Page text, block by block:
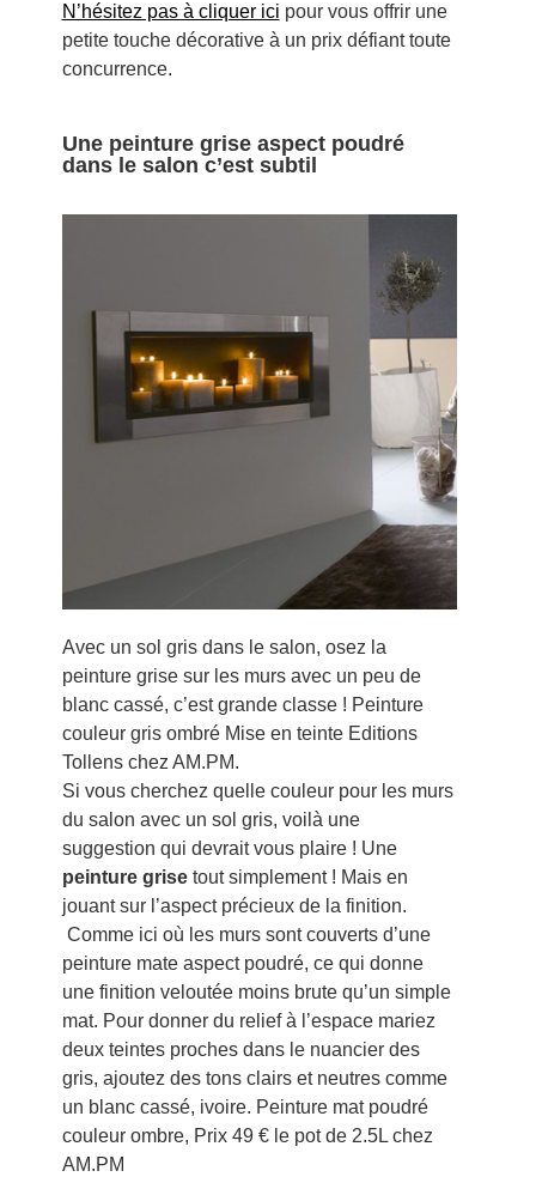
N’hésitez pas à cliquer ici pour vous offrir une
petite touche décorative à un prix défiant toute
concurrence.
Une peinture grise aspect poudré
dans le salon c’est subtil
Avec un sol gris dans le salon, osez la
peinture grise sur les murs avec un peu de
blanc cassé, c’est grande classe ! Peinture
couleur gris ombré Mise en teinte Editions
Tollens chez AM.PM.
Si vous cherchez quelle couleur pour les murs
du salon avec un sol gris, voilà une
suggestion qui devrait vous plaire ! Une
peinture grisetout simplement ! Mais en
jouant sur l’aspect précieux de la finition.
Comme ici où les murs sont couverts d’une
peinture mate aspect poudré, ce qui donne
une finition veloutée moins brute qu’un simple
mat. Pour donner du relief à l’espace mariez
deux teintes proches dans le nuancier des
gris, ajoutez des tons clairs et neutres comme
un blanc cassé, ivoire. Peinture mat poudré
couleur ombre, Prix 49 € le pot de 2.5L chez
AM.PM